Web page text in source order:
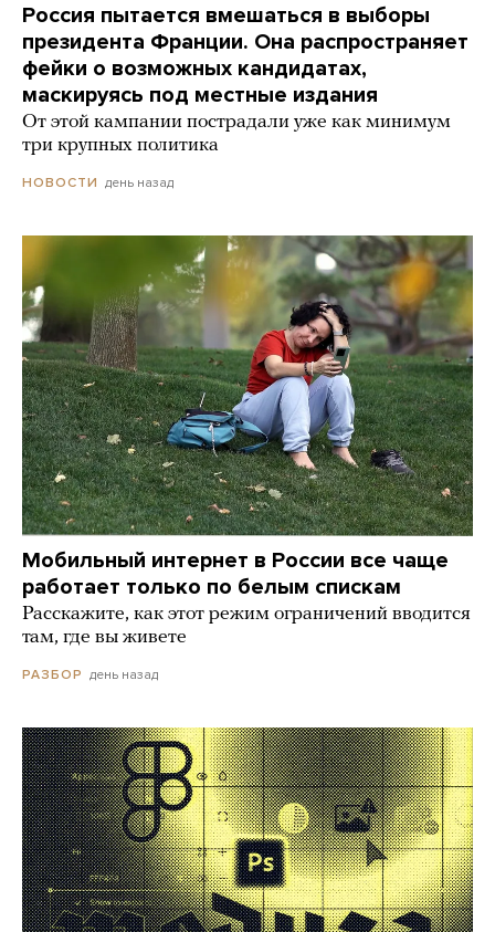
Россия пытается вмешаться в выборы
президента Франции. Она распространяет
фейки о возможных кандидатах,
маскируясь под местные издания
От этой кампании пострадали уже как минимум
три крупных политика
НОВОСТИ день назад
Мобильный интернет в России все чаще
работает только по белым спискам
Расскажите, как этот режим ограничений вводится
там, где вы живете
РАЗБОР день назад